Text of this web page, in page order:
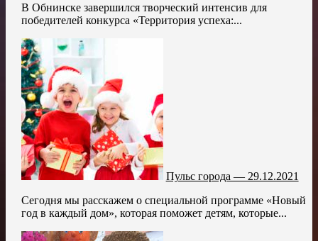
В Обнинске завершился творческий интенсив для
победителей конкурса «Территория успеха:...
Пульс города — 29.12.2021
Сегодня мы расскажем о специальной программе «Новый
год в каждый дом», которая поможет детям, которые...